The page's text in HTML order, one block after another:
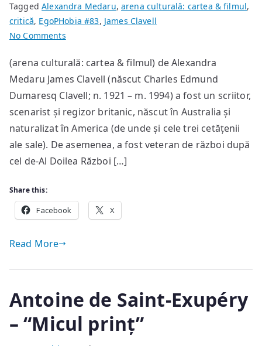
TaggedAlexandra Medaru,arena culturală: cartea & filmul,
critică, EgoPHobia #83, James Clavell
No Commentson
James
Clavell
(arena culturală: cartea & filmul) de Alexandra
Medaru James Clavell (născut Charles Edmund
Dumaresq Clavell; n. 1921 – m. 1994) a fost un scriitor,
scenarist și regizor britanic, născut în Australia și
naturalizat în America (de unde și cele trei cetățenii
ale sale). De asemenea, a fost veteran de război după
cel de-Al Doilea Război […]
Share this:
Facebook X
Read More
Antoine de Saint-Exupéry
– “Micul prinț”